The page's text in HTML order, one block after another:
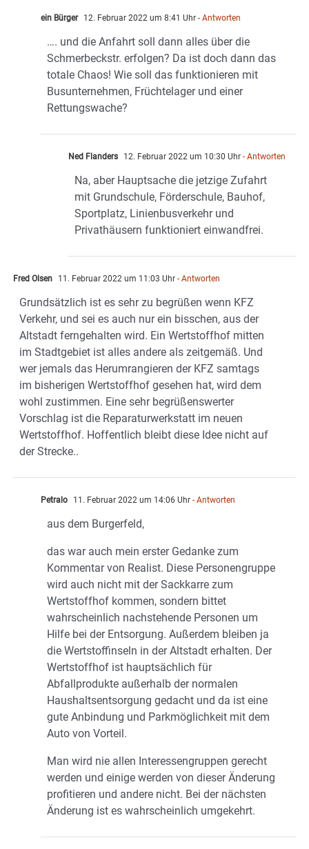
ein Bürger 12. Februar 2022 um 8:41 Uhr - Antworten
…. und die Anfahrt soll dann alles über die
Schmerbeckstr. erfolgen? Da ist doch dann das
totale Chaos! Wie soll das funktionieren mit
Busunternehmen, Früchtelager und einer
Rettungswache?
Ned Flanders 12. Februar 2022 um 10:30 Uhr - Antworten
Na, aber Hauptsache die jetzige Zufahrt
mit Grundschule, Förderschule, Bauhof,
Sportplatz, Linienbusverkehr und
Privathäusern funktioniert einwandfrei.
Fred Olsen 11. Februar 2022 um 11:03 Uhr - Antworten
Grundsätzlich ist es sehr zu begrüßen wenn KFZ
Verkehr, und sei es auch nur ein bisschen, aus der
Altstadt ferngehalten wird. Ein Wertstoffhof mitten
im Stadtgebiet ist alles andere als zeitgemäß. Und
wer jemals das Herumrangieren der KFZ samtags
im bisherigen Wertstoffhof gesehen hat, wird dem
wohl zustimmen. Eine sehr begrüßenswerter
Vorschlag ist die Reparaturwerkstatt im neuen
Wertstoffhof. Hoffentlich bleibt diese Idee nicht auf
der Strecke..
Petralo 11. Februar 2022 um 14:06 Uhr - Antworten
aus dem Burgerfeld,
das war auch mein erster Gedanke zum
Kommentar von Realist. Diese Personengruppe
wird auch nicht mit der Sackkarre zum
Wertstoffhof kommen, sondern bittet
wahrscheinlich nachstehende Personen um
Hilfe bei der Entsorgung. Außerdem bleiben ja
die Wertstoffinseln in der Altstadt erhalten. Der
Wertstoffhof ist hauptsächlich für
Abfallprodukte außerhalb der normalen
Haushaltsentsorgung gedacht und da ist eine
gute Anbindung und Parkmöglichkeit mit dem
Auto von Vorteil.
Man wird nie allen Interessengruppen gerecht
werden und einige werden von dieser Änderung
profitieren und andere nicht. Bei der nächsten
Änderung ist es wahrscheinlich umgekehrt.